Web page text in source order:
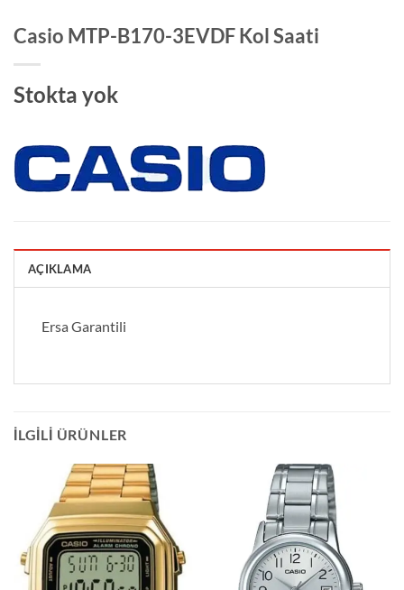
Casio MTP-B170-3EVDF Kol Saati
Stokta yok
AÇIKLAMA
Ersa Garantili
İLGILI ÜRÜNLER